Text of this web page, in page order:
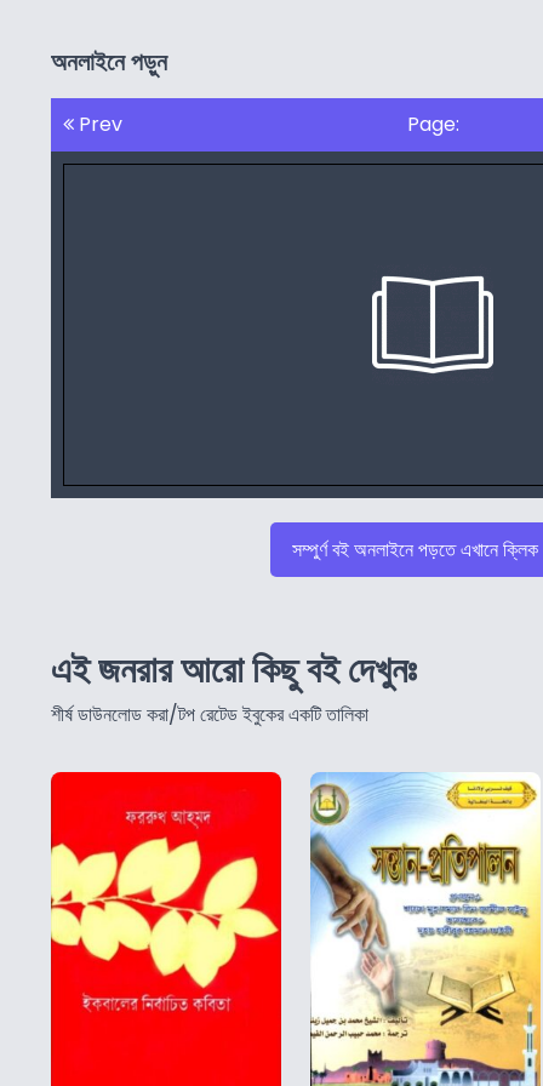
অনলাইনে পড়ুন
Prev Page:
সম্পুর্ণ বই অনলাইনে পড়তে এখানে
এই জনরার আরো কিছু বই দেখুনঃ
শীর্ষ ডাউনলোড করা/টপ রেটেড ইবুকের একটি তালিকা